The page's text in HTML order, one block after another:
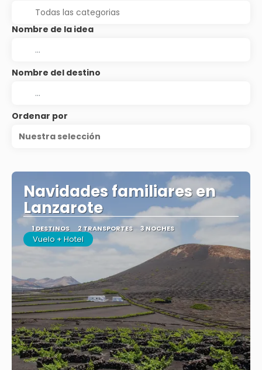
Nombre de la idea
Nombre del destino
Ordenar por
Nuestra selección
Navidades familiares en
Lanzarote
1 DESTINOS 2 TRANSPORTES 3 NOCHES
Vuelo + Hotel